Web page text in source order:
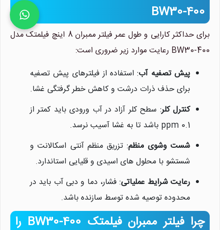
BW30-400
برای حداکثر کارایی و طول عمر فیلتر ممبران 8 اینچ فیلمتک مدل
BW30-400 رعایت موارد زیر ضروری است:
پیش تصفیه آب: استفاده از فیلترهای پیش تصفیه
برای حذف ذرات درشت و کاهش خطر گرفتگی غشا.
کنترل کلر: سطح کلر آزاد در آب ورودی باید کمتر از
0.1 ppm باشد تا به غشا آسیب نرسد.
شست وشوی منظم: تزریق منظم آنتی اسکالانت و
شستشو با محلول های اسیدی و قلیایی استاندارد.
رعایت شرایط عملیاتی: فشار، دما و دبی آب باید در
محدوده توصیه شده توسط سازنده باشد.
چرا فیلتر ممبران فیلمتک BW30-400 را